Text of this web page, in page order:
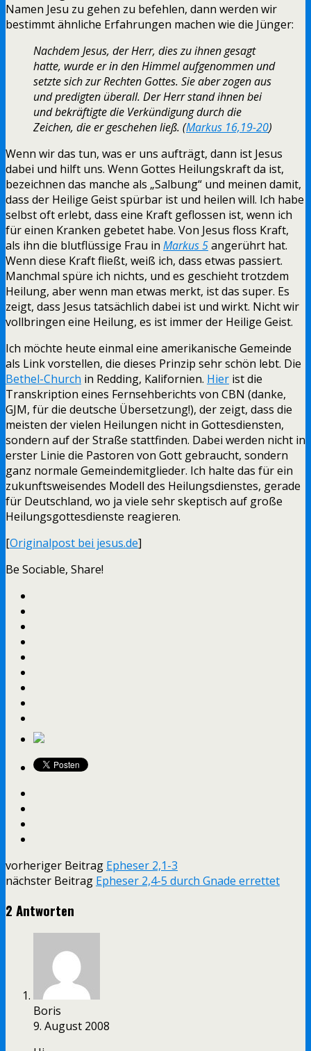
Namen Jesu zu gehen zu befehlen, dann werden wir
bestimmt ähnliche Erfahrungen machen wie die Jünger:
Nachdem Jesus, der Herr, dies zu ihnen gesagt
hatte, wurde er in den Himmel aufgenommen und
setzte sich zur Rechten Gottes. Sie aber zogen aus
und predigten überall. Der Herr stand ihnen bei
und bekräftigte die Verkündigung durch die
Zeichen, die er geschehen ließ. (Markus 16,19-20)
Wenn wir das tun, was er uns aufträgt, dann ist Jesus
dabei und hilft uns. Wenn Gottes Heilungskraft da ist,
bezeichnen das manche als „Salbung“ und meinen damit,
dass der Heilige Geist spürbar ist und heilen will. Ich habe
selbst oft erlebt, dass eine Kraft geflossen ist, wenn ich
für einen Kranken gebetet habe. Von Jesus floss Kraft,
als ihn die blutflüssige Frau in Markus 5angerührt hat.
Wenn diese Kraft fließt, weiß ich, dass etwas passiert.
Manchmal spüre ich nichts, und es geschieht trotzdem
Heilung, aber wenn man etwas merkt, ist das super. Es
zeigt, dass Jesus tatsächlich dabei ist und wirkt. Nicht wir
vollbringen eine Heilung, es ist immer der Heilige Geist.
Ich möchte heute einmal eine amerikanische Gemeinde
als Link vorstellen, die dieses Prinzip sehr schön lebt. Die
Bethel-Church in Redding, Kalifornien. Hier ist die
Transkription eines Fernsehberichts von CBN (danke,
GJM, für die deutsche Übersetzung!), der zeigt, dass die
meisten der vielen Heilungen nicht in Gottesdiensten,
sondern auf der Straße stattfinden. Dabei werden nicht in
erster Linie die Pastoren von Gott gebraucht, sondern
ganz normale Gemeindemitglieder. Ich halte das für ein
zukunftsweisendes Modell des Heilungsdienstes, gerade
für Deutschland, wo ja viele sehr skeptisch auf große
Heilungsgottesdienste reagieren.
[Originalpost bei jesus.de]
Be Sociable, Share!
vorheriger Beitrag Epheser 2,1-3
nächster Beitrag Epheser 2,4-5 durch Gnade errettet
2 Antworten
Boris
9. August 2008